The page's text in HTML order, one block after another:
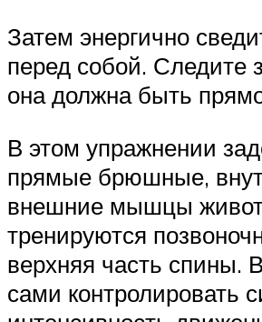
Затем энергично
перед собой. Следите
она должна быть
В этом упражнении
прямые брюшные,
внешние мышцы
тренируются
верхняя часть спины.
сами контролировать